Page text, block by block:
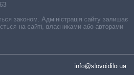
законом. Адміністрація сайту залишає
на сайті, власниками або авторами
info@slovoidilo.ua